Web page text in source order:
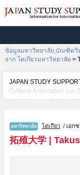
ข้อมูลมหาวิทยาลัย,บัณฑิตวิ
จาก โตเกียวมหาวิทยาลัย >
JAPAN STUDY
Cultural Association แล
ระดับมหาวิทยาลัย・บัณฑิ
ต่างชาติเช่นข้อมูลของแต่
ที่รับสมัครหรือจำนวนคนที่
ทางเป็นต้นไว้ด้วยดังนั้นข
โตเกียว / เอก
拓殖大学|